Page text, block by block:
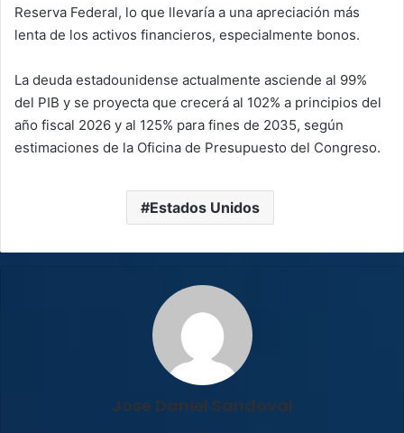
Reserva Federal, lo que llevaría a una apreciación más
lenta de los activos financieros, especialmente bonos.
La deuda estadounidense actualmente asciende al 99%
del PIB y se proyecta que crecerá al 102% a principios del
año fiscal 2026 y al 125% para fines de 2035, según
estimaciones de la Oficina de Presupuesto del Congreso.
Estados Unidos
Jose Daniel Sandoval